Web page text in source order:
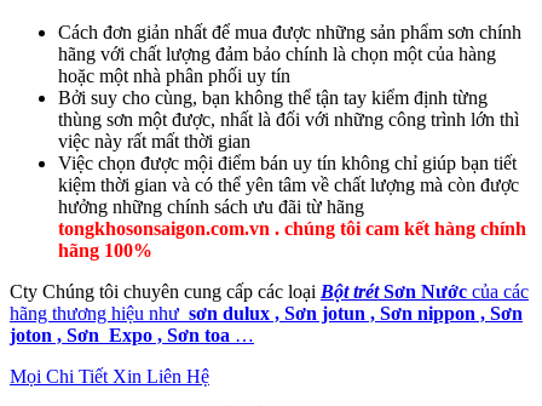
Cách đơn giản nhất để mua được những sản phẩm sơn chính
hãng với chất lượng đảm bảo chính là chọn một của hàng
hoặc một nhà phân phối uy tín
Bởi suy cho cùng, bạn không thể tận tay kiểm định từng
thùng sơn một được, nhất là đối với những công trình lớn thì
việc này rất mất thời gian
Việc chọn được mội điểm bán uy tín không chỉ giúp bạn tiết
kiệm thời gian và có thể yên tâm về chất lượng mà còn được
hưởng những chính sách ưu đãi từ hãng
tongkhosonsaigon.com.vn . chúng tôi cam kết hàng chính
hãng 100%
Cty Chúng tôi chuyên cung cấp các loại Bột trét Sơn Nước của các
hãng thương hiệu như sơn dulux , Sơn jotun , Sơn nippon , Sơn
joton , Sơn Expo , Sơn toa …
Mọi Chi Tiết Xin Liên Hệ